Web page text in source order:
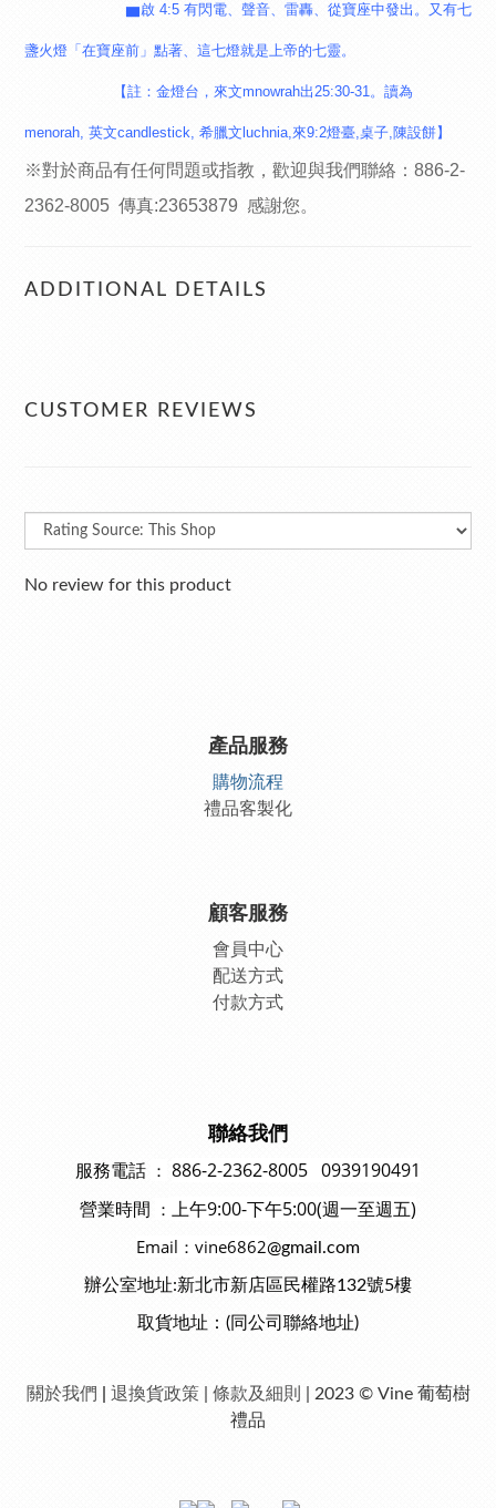
▆啟 4:5 有閃電、聲音、雷轟、從寶座中發出。又有七
盞火燈「在寶座前」點著、這七燈就是上帝的七靈。
【註：金燈台，來文mnowrah出25:30-31。讀為
menorah, 英文candlestick, 希臘文luchnia,來9:2燈臺,桌子,陳設餅】
※對於商品有任何問題或指教，歡迎與我們聯絡： 886-2-
2362-8005 傳真:23653879 感謝您。
ADDITIONAL DETAILS
CUSTOMER REVIEWS
No review for this product
產品服務
購物流程
禮品客製化
顧客服務
會員中心
配送方式
付款方式
聯絡我們
服務電話 ： 886-2-2362-8005 0939190491
營業時間 ： 上午9:00-下午5:00(週一至週五)
Email：vine6862@gmail.com
辦公室地址:新北市新店區民權路132號5樓
取貨地址：(同公司聯絡地址)
關於我們 退換貨政策 條款及細則
| 2023 © Vine 葡萄樹
禮品